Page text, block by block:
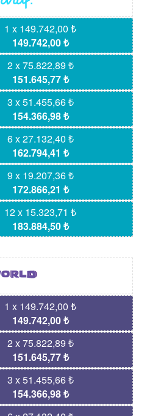
1 x 149.742,00 ₺
149.742,00 ₺
2 x 75.822,89 ₺
151.645,77 ₺
3 x 51.455,66 ₺
154.366,98 ₺
6 x 27.132,40 ₺
162.794,41 ₺
9 x 19.207,36 ₺
172.866,21 ₺
12 x 15.323,71 ₺
183.884,50 ₺
1 x 149.742,00 ₺
149.742,00 ₺
2 x 75.822,89 ₺
151.645,77 ₺
3 x 51.455,66 ₺
154.366,98 ₺